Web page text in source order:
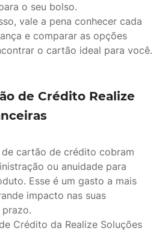
o seu bolso.
vale a pena conhecer cada
e comparar as opções
o cartão ideal para você.
de Crédito Realize
de cartão de crédito cobram
ou anuidade para
Esse é um gasto a mais
impacto nas suas
Crédito da Realize Soluções